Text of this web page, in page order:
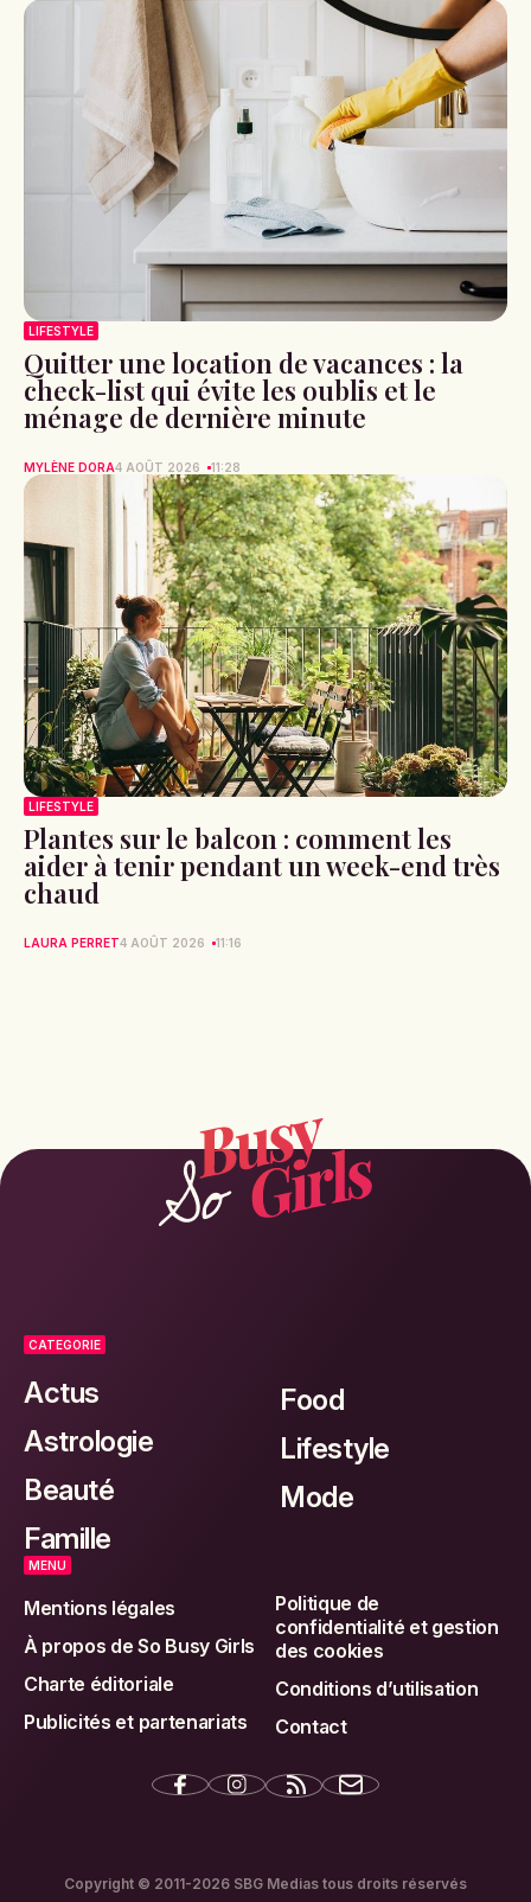
LIFESTYLE
Quitter une location de vacances : la
check-list qui évite les oublis et le
ménage de dernière minute
MYLÈNE DORA4 AOÛT 2026 11:28
LIFESTYLE
Plantes sur le balcon : comment les
aider à tenir pendant un week-end très
chaud
LAURA PERRET4 AOÛT 2026 11:16
CATEGORIE
Actus
Astrologie
Beauté
Famille
Food
Lifestyle
Mode
MENU
Mentions légales
À propos de So Busy Girls
Charte éditoriale
Publicités et partenariats
Politique de
confidentialité et gestion
des cookies
Conditions d’utilisation
Contact
Copyright © 2011-2026 SBG Medias tous droits réservés